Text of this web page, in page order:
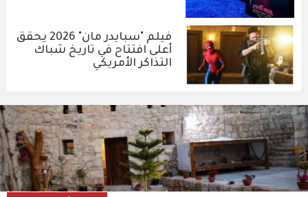
فيلم "سبايدر مان" 2026 يحقق
أعلى افتتاح في تاريخ شباك
التذاكر الأمريكي